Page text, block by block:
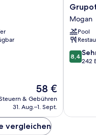
Der
Preis
beträgt
58 €
& Gebühren
31. Aug.–1. Sept.
Revoli
Mogan
Mogan
Pool
8.4
von
8,4
242
vergleichen